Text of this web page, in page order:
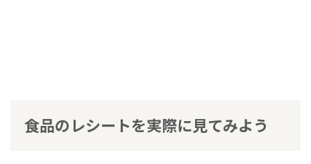
食品のレシートを実際に見てみよう